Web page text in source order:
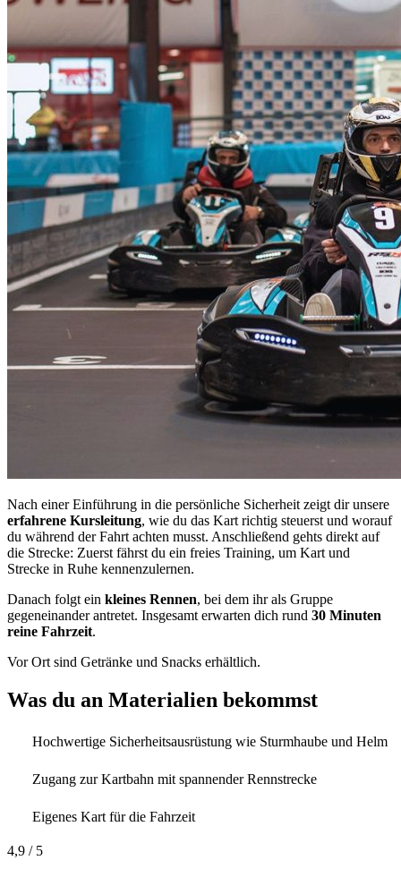
Nach einer Einführung in die persönliche Sicherheit zeigt dir unsere
erfahrene Kursleitung, wie du das Kart richtig steuerst und worauf
du während der Fahrt achten musst. Anschließend gehts direkt auf
die Strecke: Zuerst fährst du ein freies Training, um Kart und
Strecke in Ruhe kennenzulernen.
Danach folgt ein kleines Rennen, bei dem ihr als Gruppe
gegeneinander antretet. Insgesamt erwarten dich rund 30 Minuten
reine Fahrzeit.
Vor Ort sind Getränke und Snacks erhältlich.
Was du an Materialien bekommst
Hochwertige Sicherheitsausrüstung wie Sturmhaube und Helm
Zugang zur Kartbahn mit spannender Rennstrecke
Eigenes Kart für die Fahrzeit
4,9 / 5